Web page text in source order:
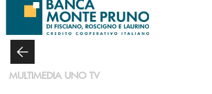
Salta al contenuto principale
MULTIMEDIA UNO TV